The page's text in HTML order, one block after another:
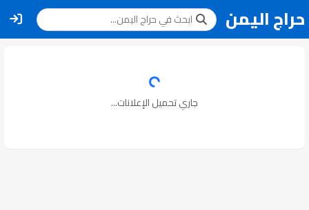
حراج اليمن
جاري تحميل الإعلانات...